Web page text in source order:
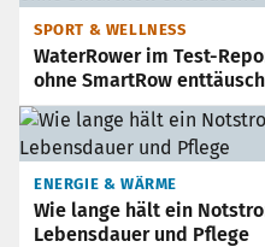
SPORT & WELLNESS
WaterRower im Test-
ohne SmartRow
ENERGIE & WÄRME
Wie lange hält ein
Lebensdauer und Pflege